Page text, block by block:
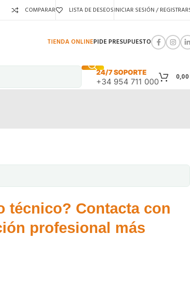
COMPARAR LISTA DE DESEOSINICIAR SESIÓN /
TIENDA ONLINEPIDE PRESUPUESTO
24/7 SOPORTE
+34 954 711 000 0,00
técnico? Contacta con
profesional más